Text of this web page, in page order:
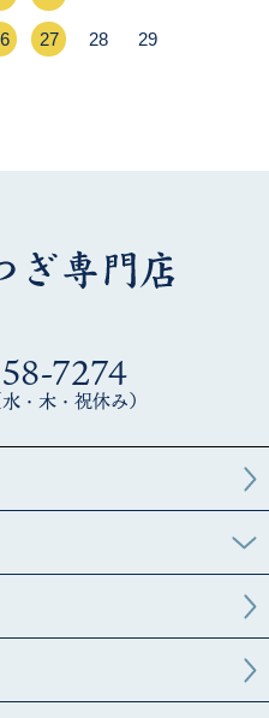
7274
・木・祝休み）